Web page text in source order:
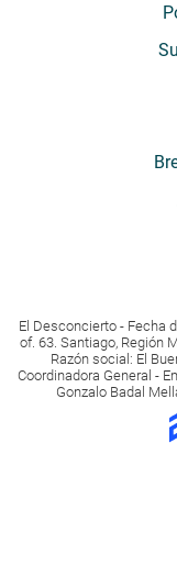
El Desconcierto - Fecha
of. 63. Santiago, Región
Razón social: El
Coordinadora General -
Gonzalo Badal